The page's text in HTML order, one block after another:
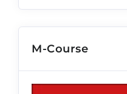
M-Course